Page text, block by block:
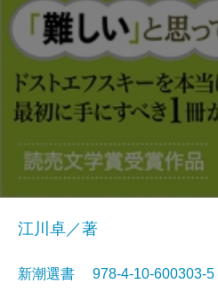
江川卓／著
新潮選書 978-4-10-